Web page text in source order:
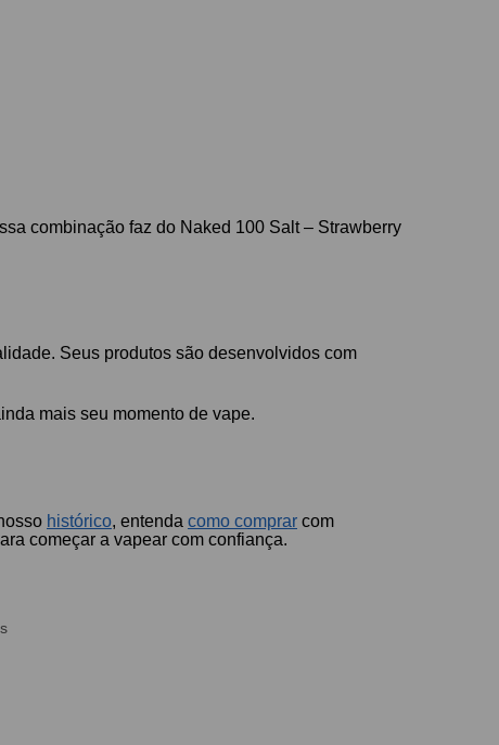
combinação faz do Naked 100 Salt – Strawberry
Seus produtos são desenvolvidos com
mais seu momento de vape.
histórico, entendacomo comprar com
começar a vapear com confiança.